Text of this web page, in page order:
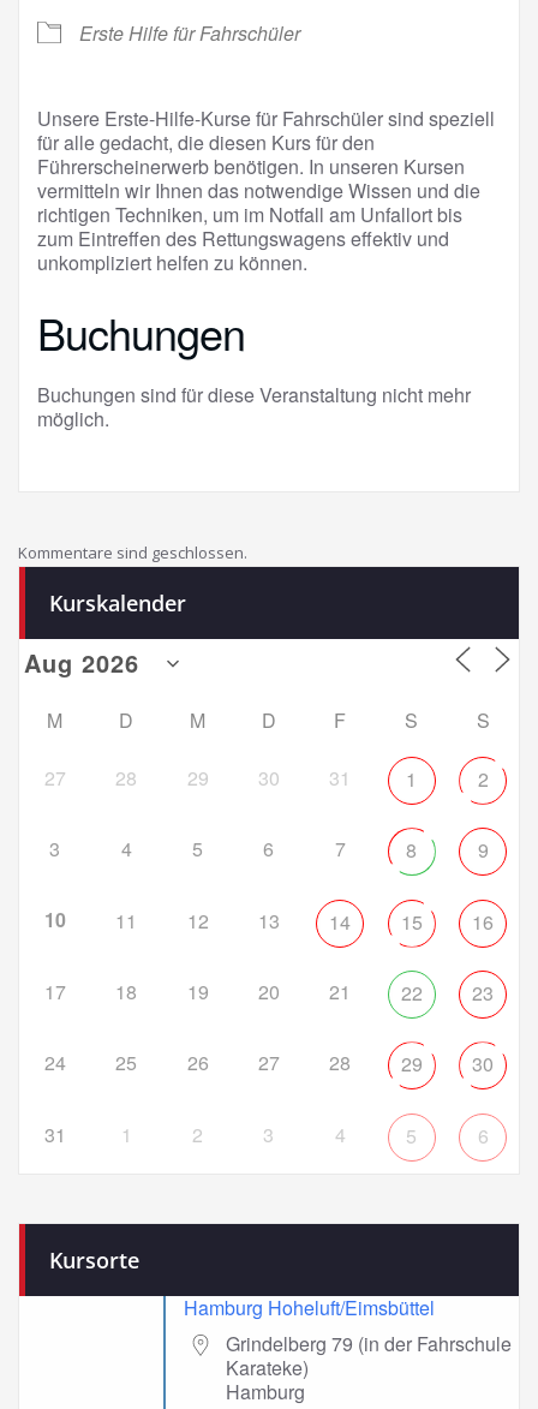
Erste Hilfe für Fahrschüler
Unsere Erste-Hilfe-Kurse für Fahrschüler sind speziell
für alle gedacht, die diesen Kurs für den
Führerscheinerwerb benötigen. In unseren Kursen
vermitteln wir Ihnen das notwendige Wissen und die
richtigen Techniken, um im Notfall am Unfallort bis
zum Eintreffen des Rettungswagens effektiv und
unkompliziert helfen zu können.
Buchungen
Buchungen sind für diese Veranstaltung nicht mehr
möglich.
Kommentare sind geschlossen.
Kurskalender
M D M D F S S
27 28 29 30 31 1 2
3 4 5 6 7 8 9
10 11 12 13 14 15 16
17 18 19 20 21 22 23
24 25 26 27 28 29 30
31 1 2 3 4 5 6
Kursorte
Hamburg Hoheluft/Eimsbüttel
Grindelberg 79 (in der Fahrschule
Karateke)
Hamburg